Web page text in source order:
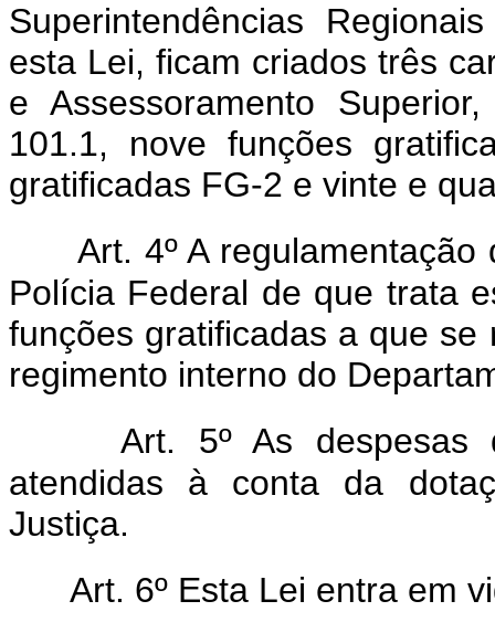
Superintendências
esta Lei, ficam criados três
e Assessoramento
101.1, nove funções
gratificadas FG-2 e vinte e
Art. 4º A
Polícia Federal de que trata
funções gratificadas a que
regimento interno do
Art. 5º As despesas
atendidas à conta da
Justiça.
Art. 6º Esta Lei entra em